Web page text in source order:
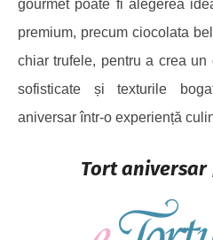
gourmet poate fi alegerea
premium, precum ciocolata
chiar trufele, pentru a crea un
sofisticate și texturile
aniversar într-o experiență
Tort aniversar